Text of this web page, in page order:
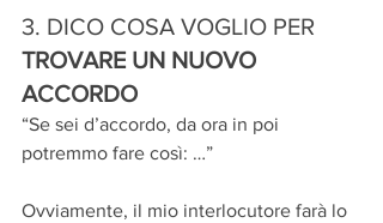
3. DICO COSA VOGLIO PER
TROVARE UN NUOVO
ACCORDO
“Se sei d’accordo, da ora in poi
potremmo fare così: …”
Ovviamente, il mio interlocutore farà lo